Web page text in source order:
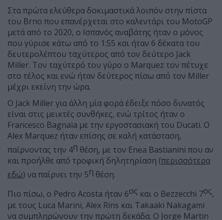
Στα πρώτα ελεύθερα δοκιμαστικά λοιπόν στην πίστα
του Brno που επανέρχεται στο καλεντάρι του MotoGP
μετά από το 2020, ο Ισπανός αναβάτης ήταν ο μόνος
που γύρισε κάτω από το 1:55 και ήταν 6 δέκατα του
δευτερολέπτου ταχύτερος από τον δεύτερο Jack
Miller. Τον ταχύτερό του γύρο ο Marquez τον πέτυχε
στο τέλος και ενώ ήταν δεύτερος πίσω από τον Miller
μέχρι εκείνη την ώρα.
Ο Jack Miller για άλλη μία φορά έδειξε πόσο δυνατός
είναι στις μεικτές συνθήκες, ενώ τρίτος ήταν ο
Francesco Bagnaia με την εργοστασιακή του Ducati. Ο
Alex Marquez ήταν επίσης σε καλή κατάσταση,
παίρνοντας την 4η θέση, με τον Enea Bastianini που αν
και προήλθε από τροφική δηλητηρίαση (περισσότερα
εδώ) να παίρνει την 5η θέση.
Πιο πίσω, ο Pedro Acosta ήταν 6ος και ο Bezzecchi 7ος,
με τους Luca Marini, Alex Rins και Takaaki Nakagami
να συμπληρώνουν την πρώτη δεκάδα. Ο Jorge Martin